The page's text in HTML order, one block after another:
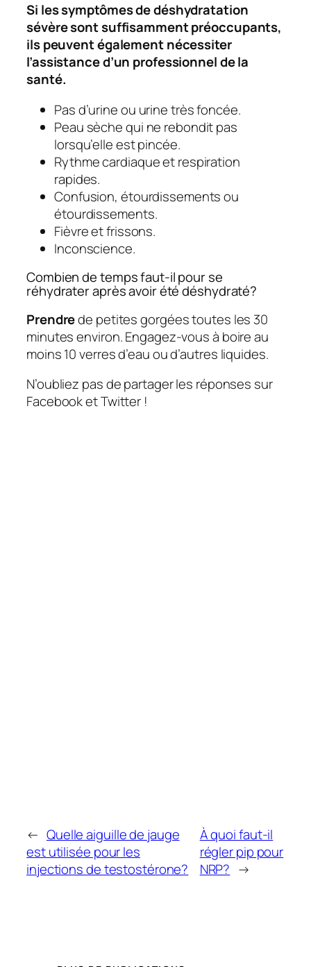
Si les symptômes de déshydratation
sévère sont suffisamment préoccupants,
ils peuvent également nécessiter
l’assistance d’un professionnel de la
santé.
Pas d’urine ou urine très foncée.
Peau sèche qui ne rebondit pas
lorsqu’elle est pincée.
Rythme cardiaque et respiration
rapides.
Confusion, étourdissements ou
étourdissements.
Fièvre et frissons.
Inconscience.
Combien de temps faut-il pour se
réhydrater après avoir été déshydraté?
Prendrede petites gorgées toutes les 30
minutes environ. Engagez-vous à boire au
moins 10 verres d’eau ou d’autres liquides.
N’oubliez pas de partager les réponses sur
Facebook et Twitter !
← Quelle aiguille de jauge
est utilisée pour les
injections de testostérone?
À quoi faut-il
régler pip pour
NRP? →